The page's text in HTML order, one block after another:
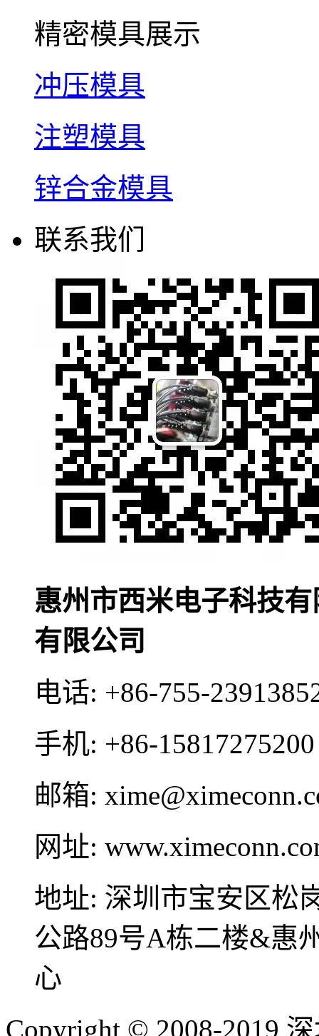
精密模具展示
冲压模具
注塑模具
锌合金模具
联系我们
惠州市西米电子科技
有限公司
电话: +86-755-
手机: +86-15817275200
邮箱:
网址:
地址: 深圳市宝安区松
公路89号A栋二楼&惠
心
Copyright © 2008-2019